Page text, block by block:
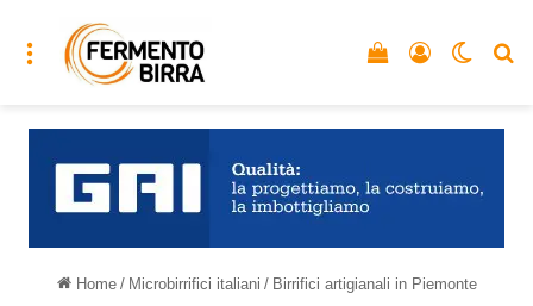
Menu Accedi
Vedi il carrello
Home / Microbirrifici italiani / Birrifici artigianali in Piemonte